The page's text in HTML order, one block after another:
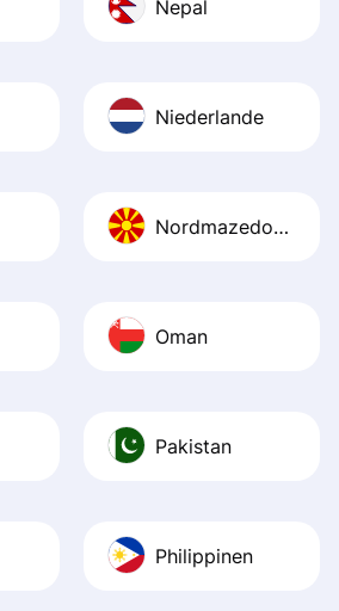
Nepal
Niederlande
Nordmazedonien
Oman
Pakistan
Philippinen